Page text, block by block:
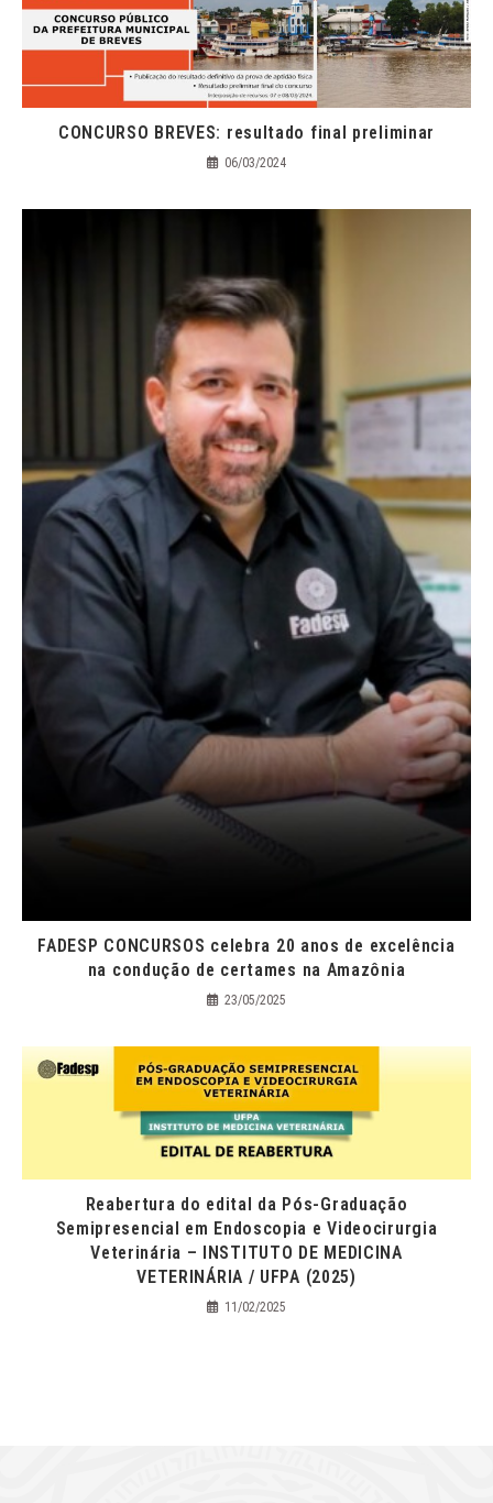
CONCURSO BREVES: resultado final preliminar
06/03/2024
FADESP CONCURSOS celebra 20 anos de excelência
na condução de certames na Amazônia
23/05/2025
Reabertura do edital da Pós-Graduação
Semipresencial em Endoscopia e Videocirurgia
Veterinária – INSTITUTO DE MEDICINA
VETERINÁRIA / UFPA (2025)
11/02/2025